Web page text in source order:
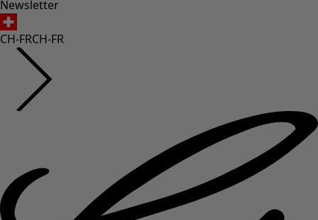
Newsletter
CH-FRCH-FR